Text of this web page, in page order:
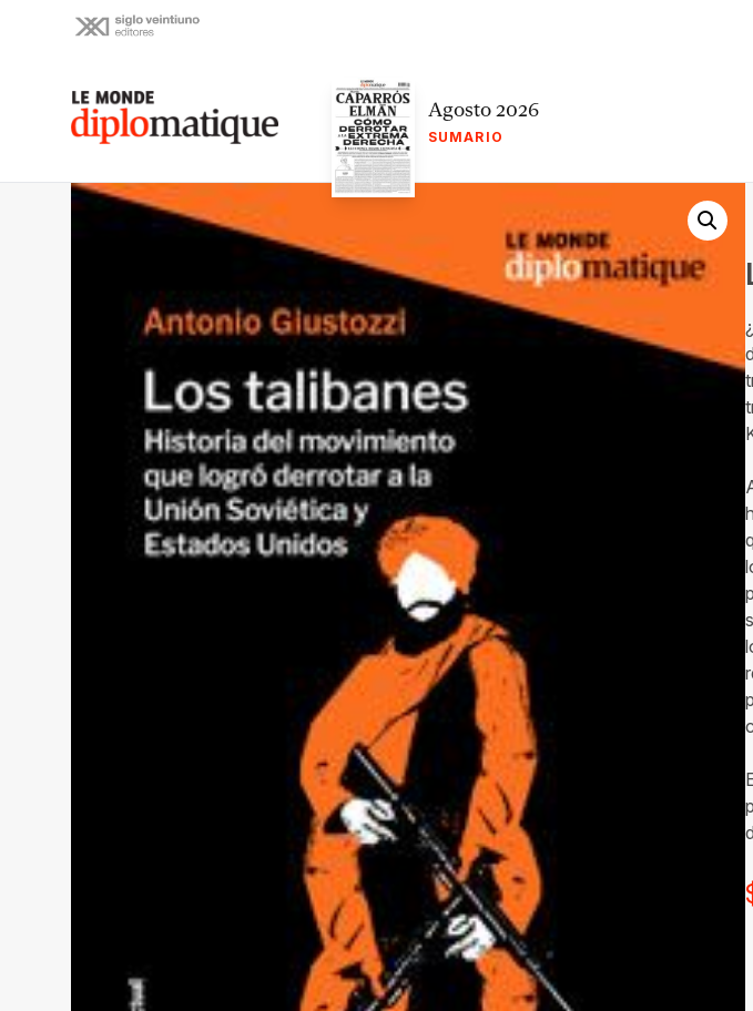
Le monde diplomatique Agosto 2026
SUMARIO